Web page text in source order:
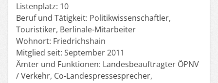
Listenplatz: 10
Beruf und Tätigkeit: Politikwissenschaftler,
Touristiker, Berlinale-Mitarbeiter
Wohnort: Friedrichshain
Mitglied seit: September 2011
Ämter und Funktionen: Landesbeauftragter ÖPNV
/ Verkehr, Co-Landespressesprecher,